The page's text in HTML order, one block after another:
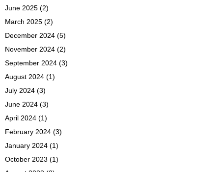
June 2025 (2)
March 2025 (2)
December 2024 (5)
November 2024 (2)
September 2024 (3)
August 2024 (1)
July 2024 (3)
June 2024 (3)
April 2024 (1)
February 2024 (3)
January 2024 (1)
October 2023 (1)